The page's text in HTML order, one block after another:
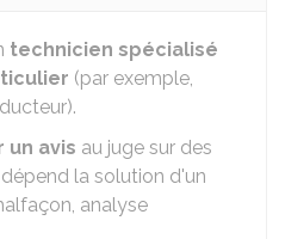
technicien spécialisé
(par exemple,
un avis au juge sur des
la solution d'un
analyse